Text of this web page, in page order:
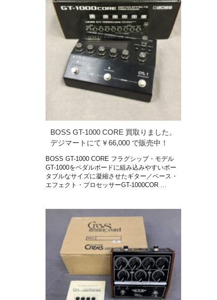
BOSS GT-1000 CORE 買取りました。
デジマートにて￥66,000 で販売中！
BOSS GT-1000 CORE フラグシップ・モデル
GT-1000をペダルボードに組み込みやすいポー
タブルなサイズに凝縮させたギター／ベース・
エフェクト・プロセッサーGT-1000COR …